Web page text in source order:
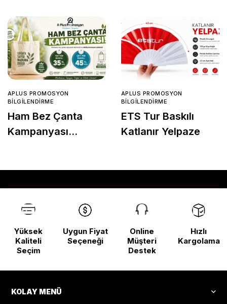
APLUS PROMOSYON
BILGILENDIRME
Ham Bez Çanta
Kampanyası
APLUS PROMOSYON
BILGILENDIRME
ETS Tur Baskılı
Katlanır Yelpaze
Yüksek
Kaliteli
Seçim
Uygun Fiyat
Seçeneği
Online
Müşteri
Destek
Hızlı
Kargolama
KOLAY MENÜ